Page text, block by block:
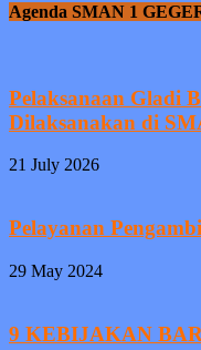
Agenda SMAN 1
Pelaksanaan Gladi
Dilaksanakan di
21 July 2026
Pelayanan
29 May 2024
9 KEBIJAKAN